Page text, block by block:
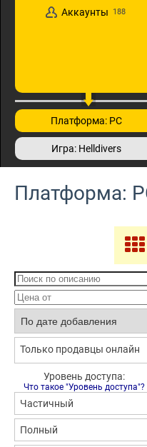
Аккаунты 188
Платформа: PC
Игра: Helldivers
Платформа:
Только продавцы онлайн
Уровень доступа:
Что такое "Уровень доступа"?
Частичный
Полный